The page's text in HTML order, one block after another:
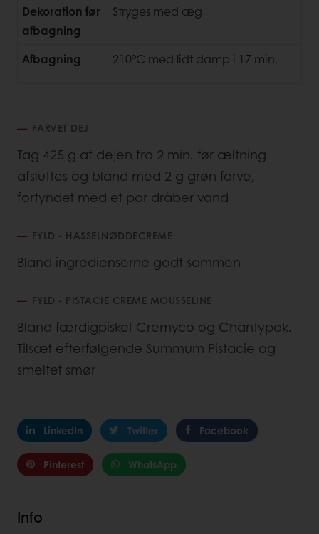
Dekoration før
afbagning
Stryges med æg
Afbagning 210°C med lidt damp i 17 min.
FARVET DEJ
Tag 425 g af dejen fra 2 min. før æltning
afsluttes og bland med 2 g grøn farve,
fortyndet med et par dråber vand
FYLD - HASSELNØDDECREME
Bland ingredienserne godt sammen
FYLD - PISTACIE CREME MOUSSELINE
Bland færdigpisket Cremyco og Chantypak.
Tilsæt efterfølgende Summum Pistacie og
smeltet smør
LinkedIn Twitter Facebook
Pinterest WhatsApp
Info